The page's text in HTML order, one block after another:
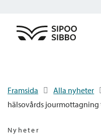
Framsida Alla nyheter
hälsovårds
Nyheter